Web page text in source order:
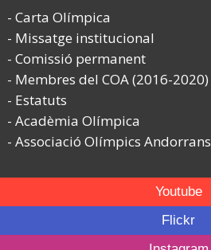
Carta Olímpica
Missatge institucional
Comissió permanent
Membres del COA (2016-2020)
Estatuts
Acadèmia Olímpica
Associació Olímpics Andorrans
Youtube
Flickr